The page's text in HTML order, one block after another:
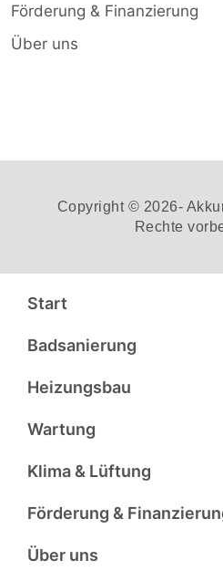
Förderung & Finanzierung
Über uns
Copyright © 2026-
Rechte
Start
Badsanierung
Heizungsbau
Wartung
Klima & Lüftung
Förderung &
Über uns